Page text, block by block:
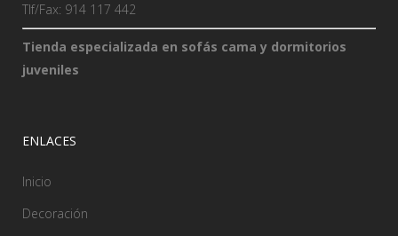
Tlf/Fax: 914 117 442
Tienda especializada en sofás cama y dormitorios
juveniles
ENLACES
Inicio
Decoración